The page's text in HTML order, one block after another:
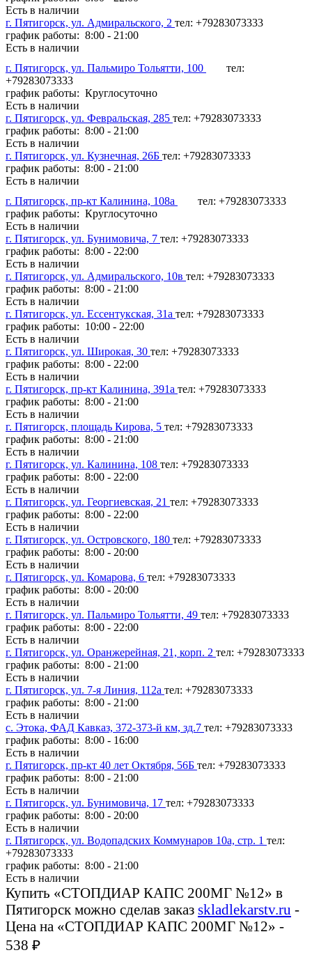
Есть в наличии
г. Пятигорск, ул. Адмиральского, 2 тел: +79283073333
график работы: 8:00 - 21:00
Есть в наличии
г. Пятигорск, ул. Пальмиро Тольятти, 100
тел:
+79283073333
график работы: Круглосуточно
Есть в наличии
г. Пятигорск, ул. Февральская, 285 тел: +79283073333
график работы: 8:00 - 21:00
Есть в наличии
г. Пятигорск, ул. Кузнечная, 26Б тел: +79283073333
график работы: 8:00 - 21:00
Есть в наличии
г. Пятигорск, пр-кт Калинина, 108а
тел: +79283073333
график работы: Круглосуточно
Есть в наличии
г. Пятигорск, ул. Бунимовича, 7 тел: +79283073333
график работы: 8:00 - 22:00
Есть в наличии
г. Пятигорск, ул. Адмиральского, 10в тел: +79283073333
график работы: 8:00 - 21:00
Есть в наличии
г. Пятигорск, ул. Ессентукская, 31а тел: +79283073333
график работы: 10:00 - 22:00
Есть в наличии
г. Пятигорск, ул. Широкая, 30 тел: +79283073333
график работы: 8:00 - 22:00
Есть в наличии
г. Пятигорск, пр-кт Калинина, 391а тел: +79283073333
график работы: 8:00 - 21:00
Есть в наличии
г. Пятигорск, площадь Кирова, 5 тел: +79283073333
график работы: 8:00 - 21:00
Есть в наличии
г. Пятигорск, ул. Калинина, 108 тел: +79283073333
график работы: 8:00 - 22:00
Есть в наличии
г. Пятигорск, ул. Георгиевская, 21 тел: +79283073333
график работы: 8:00 - 22:00
Есть в наличии
г. Пятигорск, ул. Островского, 180 тел: +79283073333
график работы: 8:00 - 20:00
Есть в наличии
г. Пятигорск, ул. Комарова, 6 тел: +79283073333
график работы: 8:00 - 20:00
Есть в наличии
г. Пятигорск, ул. Пальмиро Тольятти, 49 тел: +79283073333
график работы: 8:00 - 22:00
Есть в наличии
г. Пятигорск, ул. Оранжерейная, 21, корп. 2 тел: +79283073333
график работы: 8:00 - 21:00
Есть в наличии
г. Пятигорск, ул. 7-я Линия, 112а тел: +79283073333
график работы: 8:00 - 21:00
Есть в наличии
с. Этока, ФАД Кавказ, 372-373-й км, зд.7 тел: +79283073333
график работы: 8:00 - 16:00
Есть в наличии
г. Пятигорск, пр-кт 40 лет Октября, 56Б тел: +79283073333
график работы: 8:00 - 21:00
Есть в наличии
г. Пятигорск, ул. Бунимовича, 17 тел: +79283073333
график работы: 8:00 - 20:00
Есть в наличии
г. Пятигорск, ул. Водопадских Коммунаров 10а, стр. 1 тел:
+79283073333
график работы: 8:00 - 21:00
Есть в наличии
Купить «СТОПДИАР КАПС 200МГ №12» в
Пятигорск можно сделав заказ skladlekarstv.ru -
Цена на «СТОПДИАР КАПС 200МГ №12» -
538 ₽